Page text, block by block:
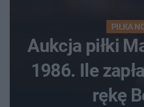
PIŁKA
Aukcja piłki
1986. Ile
rękę